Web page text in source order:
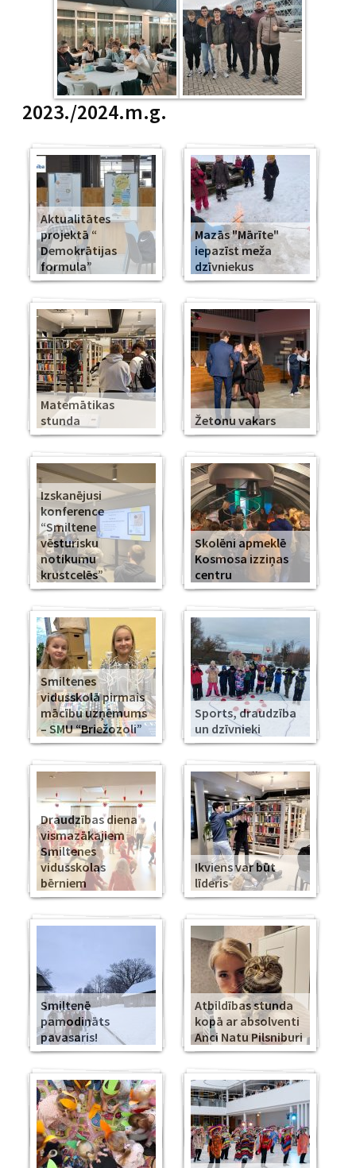
2023./2024.m.g.
Aktualitātes
projektā “
Demokrātijas
formula”
Mazās "Mārīte"
iepazīst meža
dzīvniekus
Matemātikas
stunda
Žetonu vakars
Izskanējusi
konference
“Smiltene
vēsturisku
notikumu
krustcelēs”
Skolēni apmeklē
Kosmosa izziņas
centru
Smiltenes
vidusskolā pirmais
mācību uzņēmums
– SMU “Briežozoli”
Sports, draudzība
un dzīvnieki
Draudzības diena
vismazākajiem
Smiltenes
vidusskolas
bērniem
Ikviens var būt
līderis
Smiltenē
pamodināts
pavasaris!
Atbildības stunda
kopā ar absolventi
Anci Natu Pilsniburi